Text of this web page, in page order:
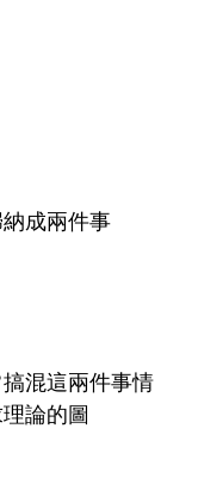
成兩件事
混這兩件事情
論的圖